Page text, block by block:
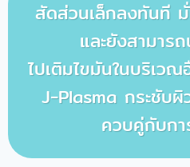
สัดส่วนเล็กลงทันที มั่
และยังสามาร
ไปเติมไขมันในบริเว
J-Plasma กระชับผิ
ควบคู่กับก